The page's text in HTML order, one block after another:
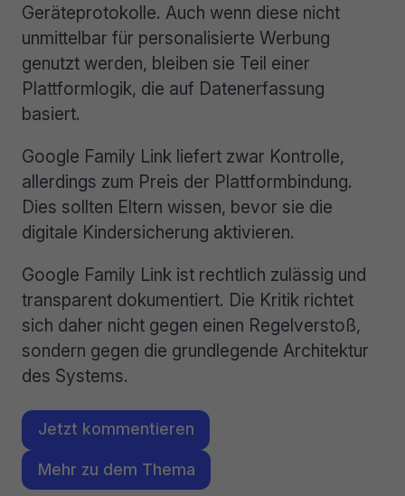
Geräteprotokolle. Auch wenn diese nicht
unmittelbar für personalisierte Werbung
genutzt werden, bleiben sie Teil einer
Plattformlogik, die auf Datenerfassung
basiert.
Google Family Link liefert zwar Kontrolle,
allerdings zum Preis der Plattformbindung.
Dies sollten Eltern wissen, bevor sie die
digitale Kindersicherung aktivieren.
Google Family Link ist rechtlich zulässig und
transparent dokumentiert. Die Kritik richtet
sich daher nicht gegen einen Regelverstoß,
sondern gegen die grundlegende Architektur
des Systems.
Jetzt kommentieren
Mehr zu dem Thema